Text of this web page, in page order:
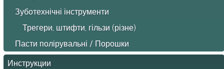
Зуботехнічні інструменти
Трегери, штифти, гільзи (різне)
Пасти полірувальні / Порошки
Инструкции